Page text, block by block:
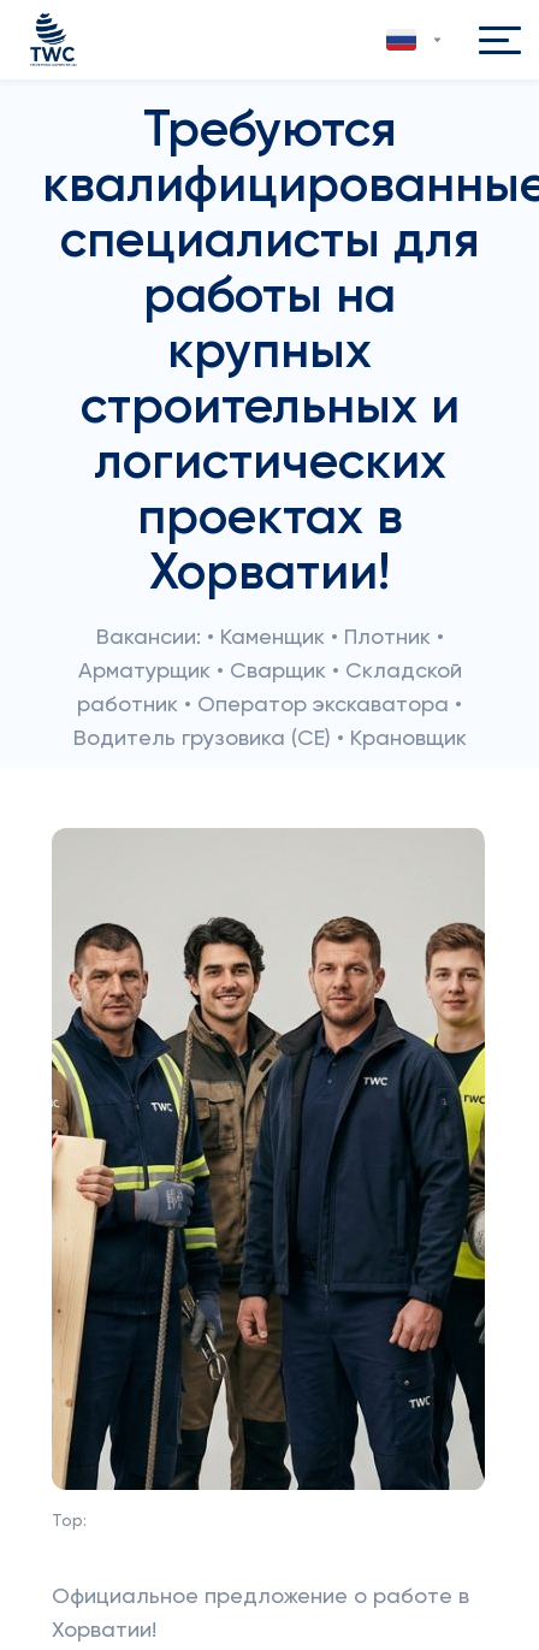
Требуются
специалисты для
работы на
крупных
строительных и
логистических
проектах в
Хорватии!
Вакансии: • Каменщик • Плотник •
Арматурщик • Сварщик • Складской
работник • Оператор экскаватора •
Водитель грузовика (CE) • Крановщик
Top:
Официальное предложение о работе в
Хорватии!